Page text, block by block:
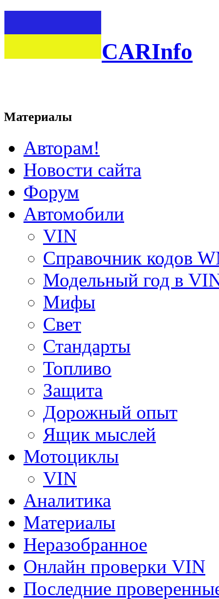
CARInfo
Материалы
Авторам!
Новости сайта
Форум
Автомобили
VIN
Справочник кодов
Модельный год в
Мифы
Свет
Стандарты
Топливо
Защита
Дорожный опыт
Ящик мыслей
Мотоциклы
VIN
Аналитика
Материалы
Неразобранное
Онлайн проверки VIN
Последние